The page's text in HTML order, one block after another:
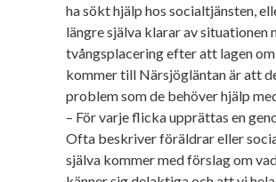
ha sökt hjälp hos socialtjänsten,
längre själva klarar av situationen
tvångsplacering efter att lagen
kommer till Närsjögläntan är att
problem som de behöver hjälp
– För varje flicka upprättas en
Ofta beskriver föräldrar eller
själva kommer med förslag om